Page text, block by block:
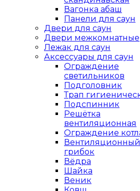
Вагонка абаш
Панели для саун
Двери для саун
Двери межкомнатные
Лежак для саун
Аксессуары для саун
Ограждение
светильников
Подголовник
Трап
Подспинник
Решётка
вентиляционная
Ограждение
Вентиляционный
грибок
Вёдра
Шайка
Веник